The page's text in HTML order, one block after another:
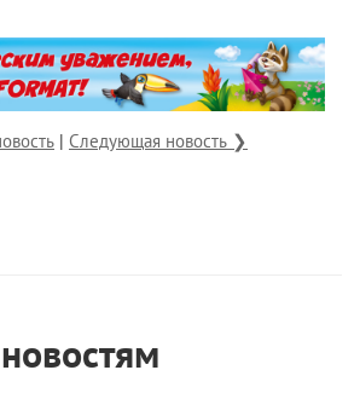
| Следующая новость ❯